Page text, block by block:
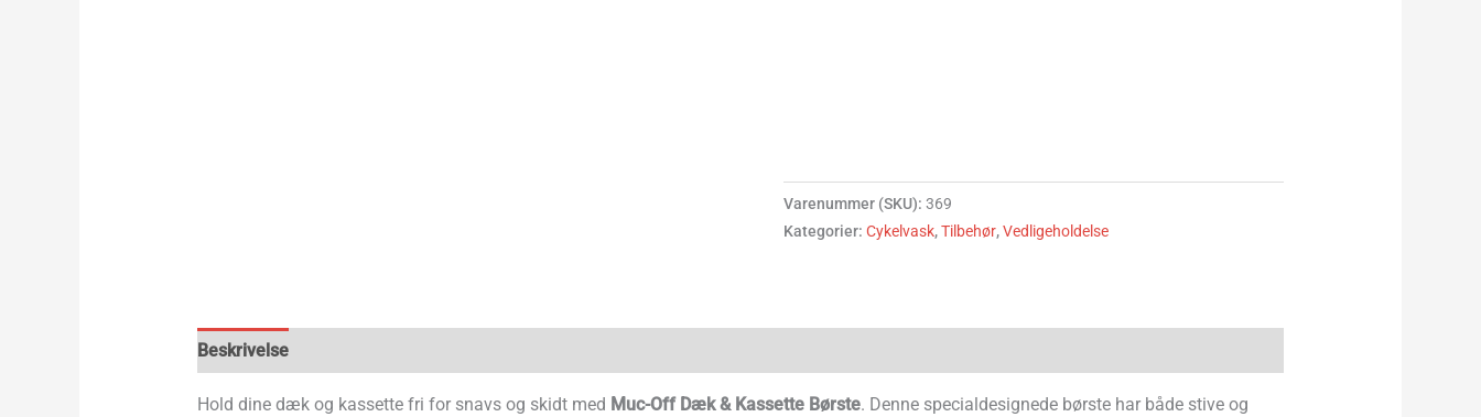
Varenummer (SKU):369
Kategorier:Cykelvask,Tilbehør,Vedligeholdelse
Beskrivelse
Hold dine dæk og kassette fri for snavs og skidt med Muc-Off Dæk & Kassette Børste. Denne specialdesignede børste har både stive og